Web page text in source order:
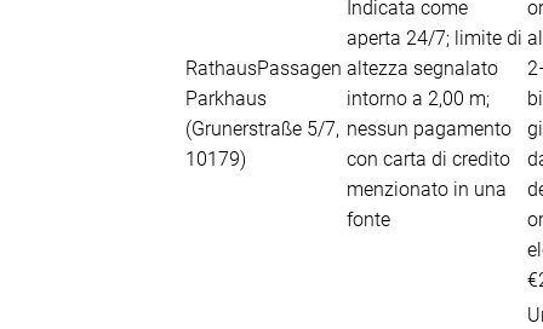
RathausPassagen
Parkhaus
(Grunerstraße 5/7,
10179)
Indicata come
aperta 24/7; limite di
altezza segnalato
intorno a 2,00 m;
nessun pagamento
con carta di credito
menzionato in una
fonte